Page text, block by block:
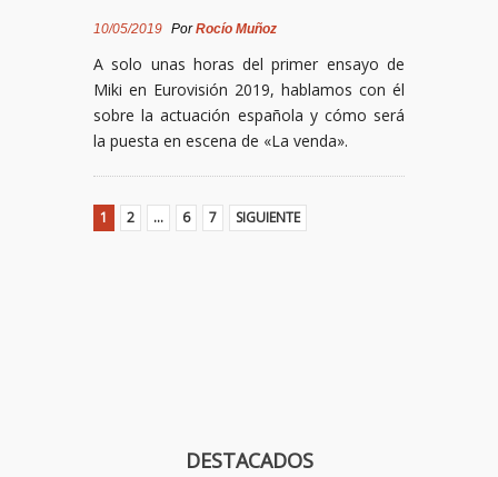
10/05/2019 PorRocío Muñoz
A solo unas horas del primer ensayo de
Miki en Eurovisión 2019, hablamos con él
sobre la actuación española y cómo será
la puesta en escena de «La venda».
1 2 … 6 7 SIGUIENTE
DESTACADOS